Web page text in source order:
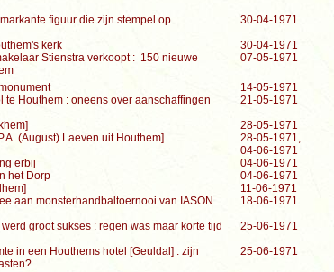
figuur die zijn stempel op
30-04-1971
kerk
30-04-1971
Stienstra verkoopt : 150 nieuwe
07-05-1971
14-05-1971
Houthem : oneens over aanschaffingen
21-05-1971
28-05-1971
(August) Laeven uit Houthem]
28-05-1971,
04-06-1971
erbij
04-06-1971
het Dorp
04-06-1971
11-06-1971
aan monsterhandbaltoernooi van IASON
18-06-1971
groot sukses : regen was maar korte tijd
25-06-1971
in een Houthems hotel [Geuldal] : zijn
25-06-1971